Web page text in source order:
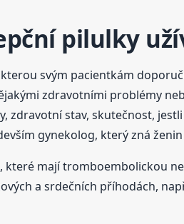
pilulky
svým pacientkám
zdravotními problémy
zdravotní stav, skutečnost,
gynekolog, který zná
mají tromboembolickou
a srdečních příhodách,